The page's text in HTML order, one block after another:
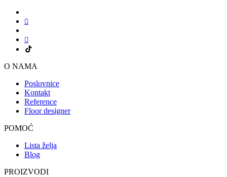
O NAMA
Poslovnice
Kontakt
Reference
Floor designer
POMOĆ
Lista želja
Blog
PROIZVODI